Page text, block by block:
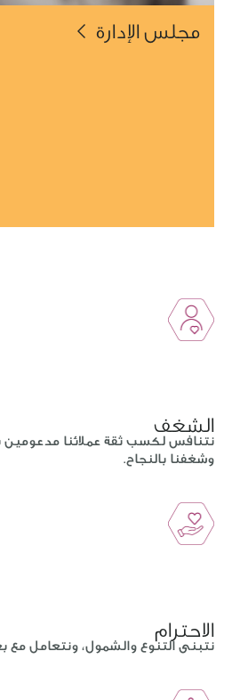
مجلس الإدارة
الشغف
نتنافس لكسب ثقة عملائنا مدعومين
وشغفنا بالنجاح.
الاحترام
نتبنى التنوع والشمول، ونتعامل مع